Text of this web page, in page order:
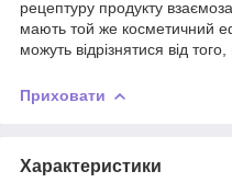
рецептуру продукту
мають той же косметичний
можуть відрізнятися від
Приховати
Характеристики